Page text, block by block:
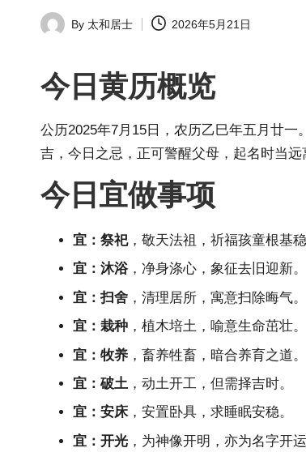
历
询
_2ebc.com
Posted
By 太和居士 2026年5月21日
今日 黄历概览
公历2025年7月15日，农历乙巳年五月廿
吉，今日之忌，正可警醒父母，起名时当远
今日宜做事项
宜：祭祀，敬天法祖，祈福孩童根基稳
宜：沐浴，净身涤心，象征去旧迎新。
宜：扫舍 ，清理居所，寓意扫除晦气。
宜：栽种 ，植木培土，喻意生命茁壮。
宜：牧养 ，畜养牲畜，暗合养育之道。
宜：破土 ，动土开工，但需择吉时。
宜：安床，安置卧具，求睡眠安稳。
宜：开光 ，为神像开明，亦为名字开运